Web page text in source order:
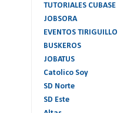
TUTORIALES CUBASE
JOBSORA
EVENTOS TIRIGUILLO
BUSKEROS
JOBATUS
Catolico Soy
SD Norte
SD Este